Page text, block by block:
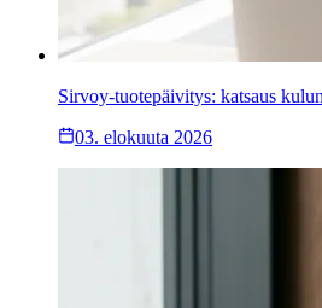
Sirvoy-tuotepäivitys: katsaus
03. elokuuta 2026